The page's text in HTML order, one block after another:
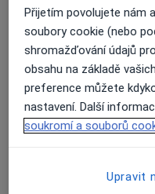
15 názorů
Recenze
Specialisté
Další
Přijetím povolujete nám
soubory cookie (nebo
shromažďování údajů
obsahu na základě
preference můžete
nastavení. Další
soukromí a souborů
Upravit